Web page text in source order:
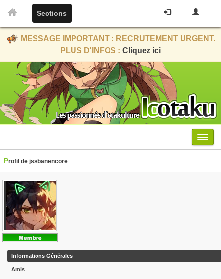
Sections
MESSAGE IMPORTANT : RECRUTEMENT URGENT.
PLUS D'INFOS : Cliquez ici
Menu
Profil de jssbanencore
Informations Générales
Amis